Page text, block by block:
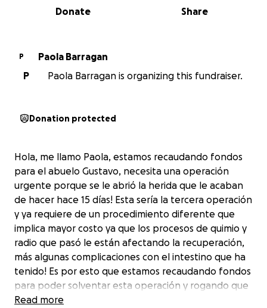
0% complete
Share
Donate
P
Paola Barragan
P
Paola Barragan is organizing this fundraiser.
Donation protected
Hola, me llamo Paola, estamos recaudando fondos
para el abuelo Gustavo, necesita una operación
urgente porque se le abrió la herida que le acaban
de hacer hace 15 días! Esta sería la tercera operación
y ya requiere de un procedimiento diferente que
implica mayor costo ya que los procesos de quimio y
radio que pasó le están afectando la recuperación,
más algunas complicaciones con el intestino que ha
tenido! Es por esto que estamos recaudando fondos
para poder solventar esta operación y rogando que
nuestros ángeles nos ayuden!
Read more